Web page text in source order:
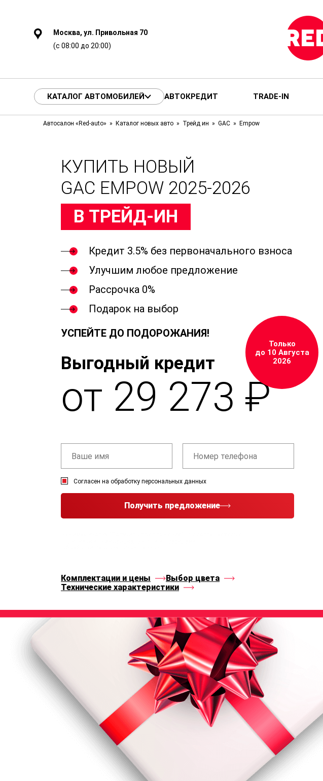
Москва, ул. Привольная 70
(с 08:00 до 20:00)
КАТАЛОГ АВТОМОБИЛЕЙ АВТОКРЕДИТ TRADE-IN
Автосалон «Red-auto» Каталог новых авто Трейд ин GAC Empow
КУПИТЬ НОВЫЙ
GAC EMPOW 2025-2026
В ТРЕЙД-ИН
Кредит 3.5% без первоначального взноса
Улучшим любое предложение
Рассрочка 0%
Подарок на выбор
УСПЕЙТЕ ДО ПОДОРОЖАНИЯ!
Выгодный кредит
от 29 273 ₽
Только
до 10 Августа
2026
Согласен на обработку персональных данных
Получить предложение
Комплектации и цены
Выбор цвета
Технические характеристики